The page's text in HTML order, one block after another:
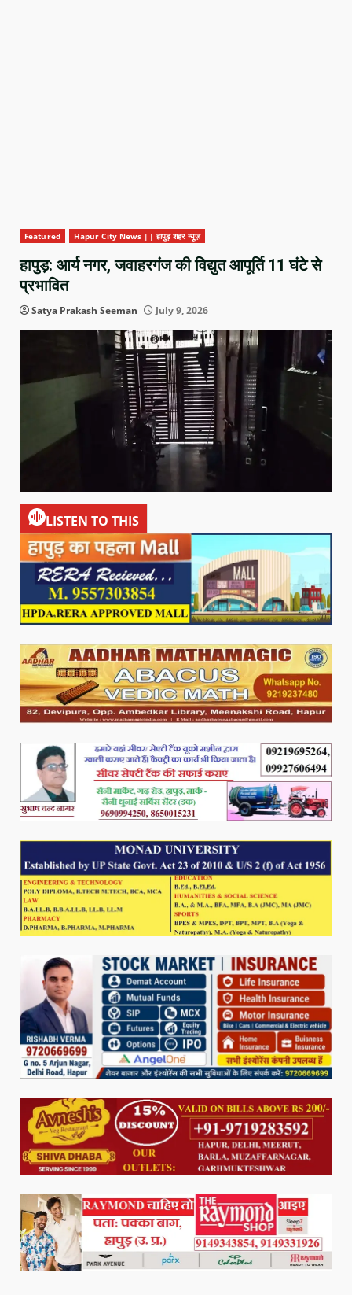
Featured Hapur City News || हापुड़ शहर न्यूज़
हापुड़: आर्य नगर, जवाहरगंज की विद्युत आपूर्ति 11 घंटे से
प्रभावित
Satya Prakash Seeman July 9, 2026
LISTEN TO THIS